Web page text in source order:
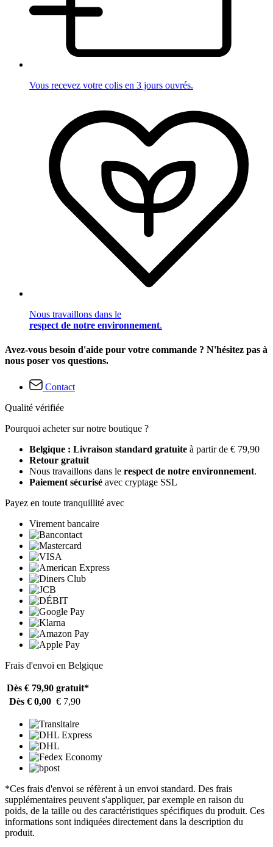
Vous recevez votre colis en 3 jours ouvrés.
Nous travaillons dans le
respect de notre environnement.
Avez-vous besoin d'aide pour votre commande ? N'hésitez pas à
nous poser vos questions.
Contact
Qualité vérifiée
Pourquoi acheter sur notre boutique ?
Belgique : Livraison standard gratuite à partir de € 79,90
Retour gratuit
Nous travaillons dans le respect de notre environnement.
Paiement sécurisé avec cryptage SSL
Payez en toute tranquillité avec
Virement bancaire
Frais d'envoi en Belgique
Dès € 79,90 gratuit*
Dès € 0,00 € 7,90
*Ces frais d'envoi se réfèrent à un envoi standard. Des frais
supplémentaires peuvent s'appliquer, par exemple en raison du
poids, de la taille ou des caractéristiques spécifiques du produit. Ces
informations sont indiquées directement dans la description du
produit.